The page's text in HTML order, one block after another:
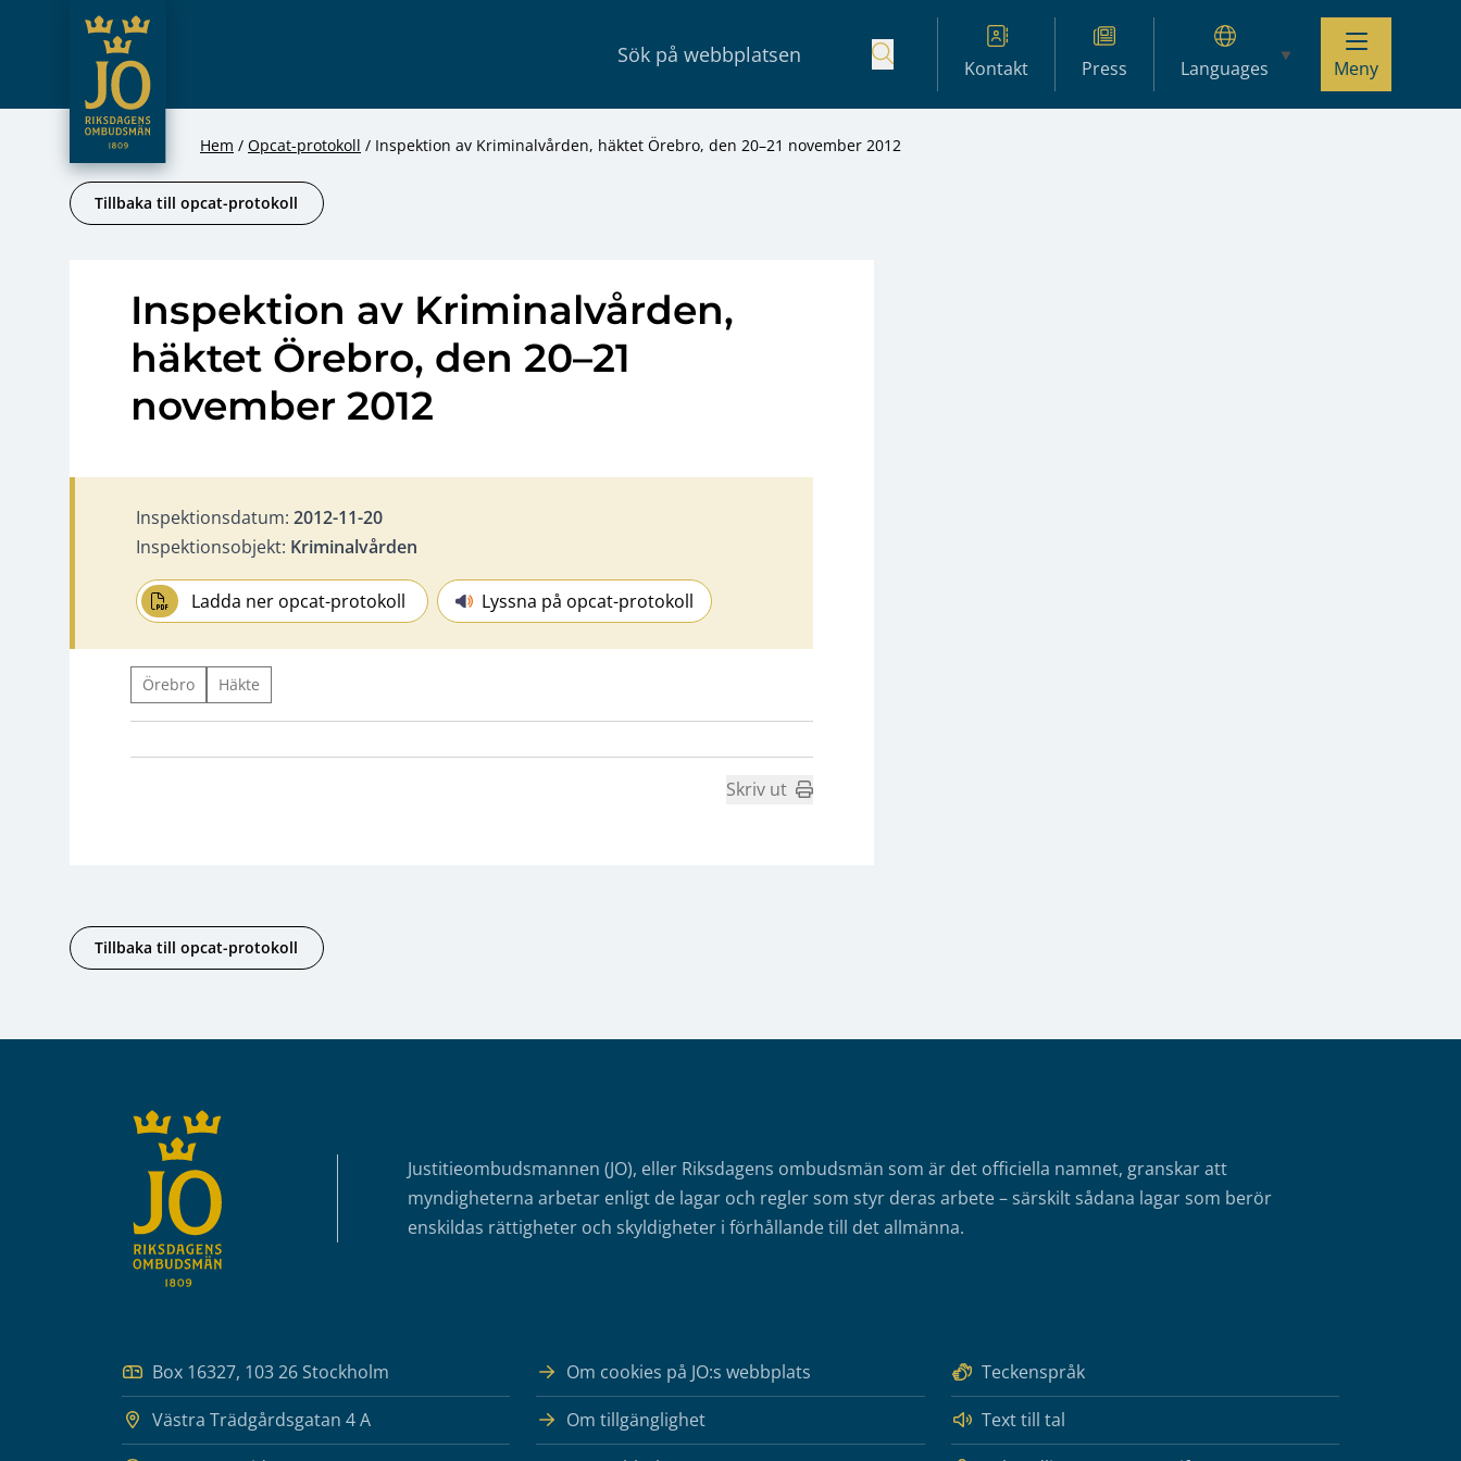
Hoppa till innehåll
JO – Riksdagens Ombudsmän
Kontakt Press Languages Meny
Hem Opcat-protokoll Inspektion av Kriminalvården, häktet Örebro, den 20–21 november 2012
Tillbaka till opcat-protokoll
Inspektion av Kriminalvården,
häktet Örebro, den 20–21
november 2012
Inspektionsdatum: 2012-11-20
Inspektionsobjekt: Kriminalvården
Ladda ner opcat-protokoll Lyssna på opcat-protokoll
Örebro Häkte
Skriv ut
Tillbaka till opcat-protokoll
Justitieombudsmannen (JO), eller Riksdagens ombudsmän som är det officiella namnet, granskar att
myndigheterna arbetar enligt de lagar och regler som styr deras arbete – särskilt sådana lagar som berör
enskildas rättigheter och skyldigheter i förhållande till det allmänna.
Box 16327, 103 26 Stockholm
Västra Trädgårdsgatan 4 A
Om cookies på JO:s webbplats
Teckenspråk
Om tillgänglighet
Text till tal